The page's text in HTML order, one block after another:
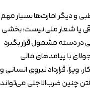
و دیگر امارت‌ها بسیار مهم
یا شعار ملی نیست؛ بخشی
در دسته مشمول قرار بگیرد
با پیامدهای مالی
ویزا، قرارداد نیروی انسانی و
چنین ضرب‌الاجلی می‌تواند